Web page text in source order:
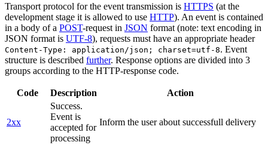
Transport protocol for the event transmission is HTTPS (at the
development stage it is allowed to use HTTP). An event is contained
in a body of a POST-request in JSON format (note: text encoding in
JSON format is UTF-8), requests must have an appropriate header
Content-Type: application/json; charset=utf-8. Event
structure is described further. Response options are divided into 3
groups according to the HTTP-response code.
Code Description Action
2xx
Success.
Event is
accepted for
processing
Inform the user about successfull delivery